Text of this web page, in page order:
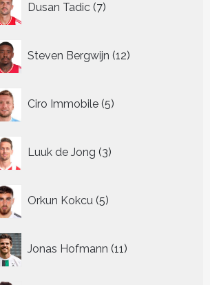
Dusan Tadic 7
producten
Steven Bergwijn 12
producten
Ciro Immobile 5
producten
Luuk de Jong 3
producten
Orkun Kokcu 5
producten
Jonas Hofmann 11
producten